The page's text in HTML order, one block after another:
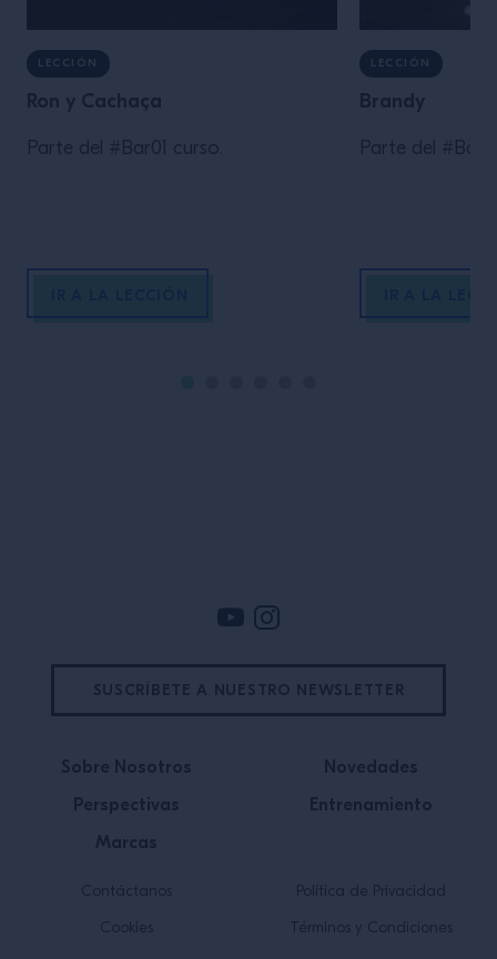
LECCIÓN
Ron y Cachaça
Parte del #Bar01 curso.
LECCIÓN
Brandy
Parte del
Sobre Nosotros
Perspectivas
Marcas
Novedades
Entrenamiento
Contáctanos
Cookies
Política de Privacidad
Términos y Condiciones
SUSCRÍBETE A NUESTRO NEWSLETTER